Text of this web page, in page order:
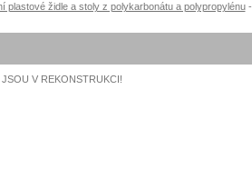
plastové židle a stoly z polykarbonátu a polypropylénu-
V REKONSTRUKCI!